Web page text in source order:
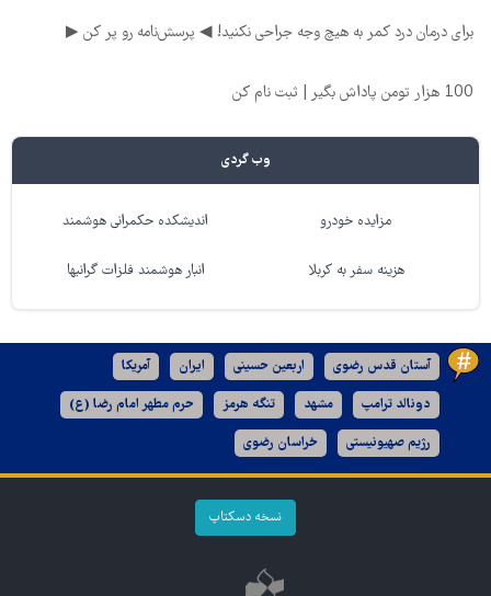
برای درمان درد کمر به هیچ وجه جراحی نکنید! ◀ پرسش‌نامه رو پر کن ▶
100 هزار تومن پاداش بگیر | ثبت نام کن
وب گردی
مزایده خودرو اندیشکده حکمرانی هوشمند
هزینه سفر به کربلا انبار هوشمند فلزات گرانبها
آستان قدس رضوی اربعین حسینی ایران آمریکا
دونالد ترامپ مشهد تنگه هرمز حرم مطهر امام رضا (ع)
رژیم صهیونیستی خراسان رضوی
نسخه دسکتاپ